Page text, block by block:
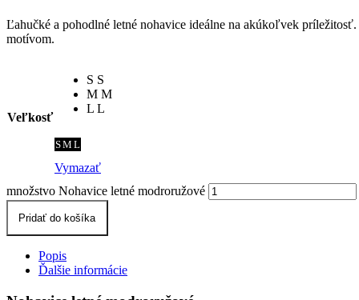
Ľahučké a pohodlné letné nohavice ideálne na akúkoľvek
motívom.
Veľkosť
S S
M M
L L
SM L
Vymazať
množstvo Nohavice letné modroružové
Pridať do košíka
Popis
Ďalšie informácie